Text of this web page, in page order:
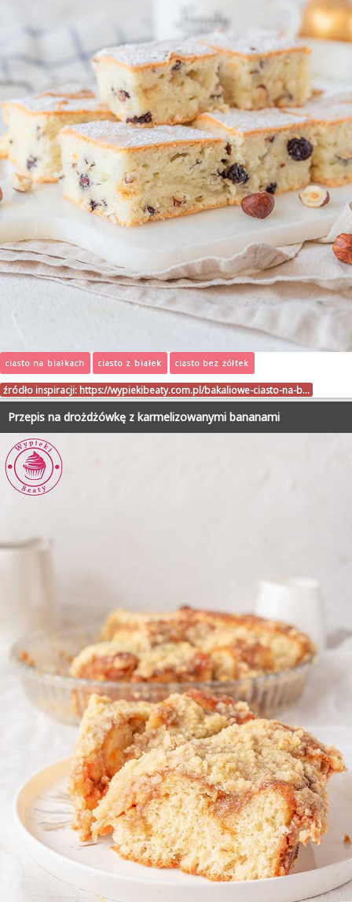
ciasto na białkach ciasto z białek ciasto bez żółtek
źródło inspiracji: https://wypiekibeaty.com.pl/bakaliowe-ciasto-na-b…
Przepis na drożdżówkę z karmelizowanymi bananami